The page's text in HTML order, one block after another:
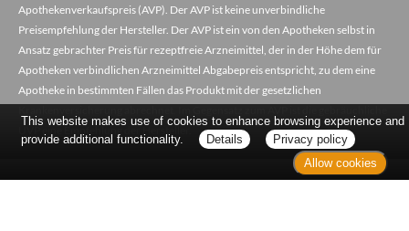
Apothekenverkaufspreis (AVP). Der AVP ist keine unverbindliche
Preisempfehlung der Hersteller. Der AVP ist ein von den Apotheken selbst in
Ansatz gebrachter Preis für rezeptfreie Arzneimittel, der in der Höhe dem für
Apotheken verbindlichen Arzneimittel Abgabepreis entspricht, zu dem eine
Apotheke in bestimmten Fällen das Produkt mit der gesetzlichen
UVP eine Empfehlung der Hersteller.
This website makes use of cookies to enhance browsing experience and
provide additional functionality.
Details
Privacy policy
Allow cookies